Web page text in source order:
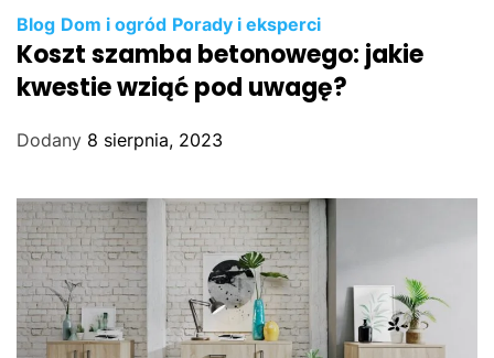
Blog Dom i ogród Porady i eksperci
Koszt szamba betonowego: jakie
kwestie wziąć pod uwagę?
Dodany 8 sierpnia, 2023